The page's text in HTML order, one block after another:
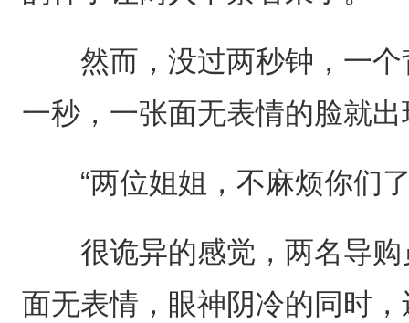
然而，没过两秒钟，一个
一秒，一张面无表情的脸就
“两位姐姐，不麻烦你们了
很诡异的感觉，两名导购
面无表情，眼神阴冷的同时